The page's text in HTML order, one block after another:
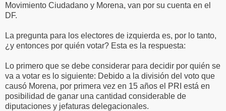
Movimiento Ciudadano y Morena, van por su cuenta en el
DF.
La pregunta para los electores de izquierda es, por lo tanto,
¿y entonces por quién votar? Esta es la respuesta:
Lo primero que se debe considerar para decidir por quién se
va a votar es lo siguiente: Debido a la división del voto que
causó Morena, por primera vez en 15 años el PRI está en
posibilidad de ganar una cantidad considerable de
diputaciones y jefaturas delegacionales.